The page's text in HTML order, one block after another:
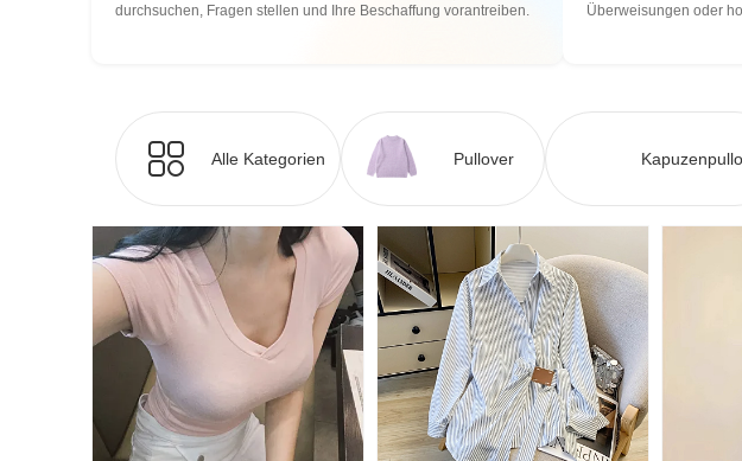
durchsuchen, Fragen stellen und Ihre Beschaffung vorantreiben.
Überweisungen oder
Alle Kategorien Pullover